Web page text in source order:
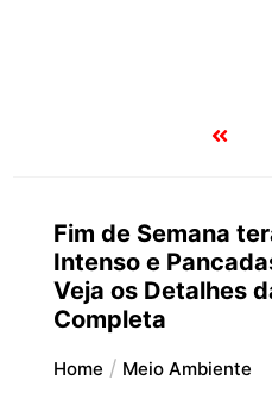
Fim de Semana
Intenso e
Veja os Detalhes
Completa
Home Meio Ambiente